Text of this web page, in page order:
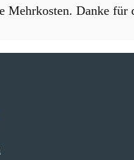
Mehrkosten. Danke für